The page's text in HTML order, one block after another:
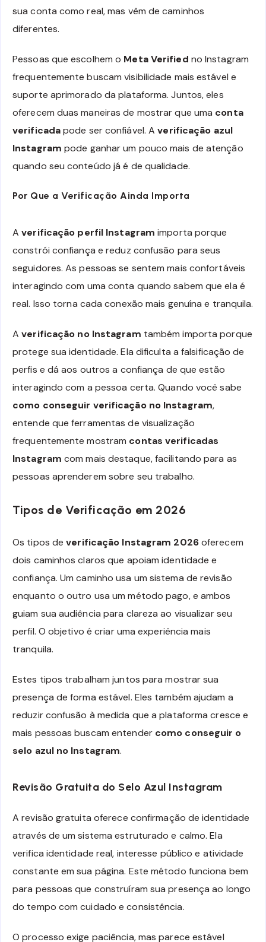
sua conta como real, mas vêm de caminhos
diferentes.
Pessoas que escolhem o Meta Verified no Instagram
frequentemente buscam visibilidade mais estável e
suporte aprimorado da plataforma. Juntos, eles
oferecem duas maneiras de mostrar que uma conta
verificadapode ser confiável. Averificação azul
Instagram pode ganhar um pouco mais de atenção
quando seu conteúdo já é de qualidade.
Por Que a Verificação Ainda Importa
Averificação perfil Instagram importa porque
constrói confiança e reduz confusão para seus
seguidores. As pessoas se sentem mais confortáveis
interagindo com uma conta quando sabem que ela é
real. Isso torna cada conexão mais genuína e tranquila.
Averificação no Instagram também importa porque
protege sua identidade. Ela dificulta a falsificação de
perfis e dá aos outros a confiança de que estão
interagindo com a pessoa certa. Quando você sabe
como conseguir verificação no Instagram,
entende que ferramentas de visualização
frequentemente mostram contas verificadas
Instagram com mais destaque, facilitando para as
pessoas aprenderem sobre seu trabalho.
Tipos de Verificação em 2026
Os tipos deverificação Instagram 2026oferecem
dois caminhos claros que apoiam identidade e
confiança. Um caminho usa um sistema de revisão
enquanto o outro usa um método pago, e ambos
guiam sua audiência para clareza ao visualizar seu
perfil. O objetivo é criar uma experiência mais
tranquila.
Estes tipos trabalham juntos para mostrar sua
presença de forma estável. Eles também ajudam a
reduzir confusão à medida que a plataforma cresce e
mais pessoas buscam entender como conseguir o
selo azul no Instagram.
Revisão Gratuita do Selo Azul Instagram
A revisão gratuita oferece confirmação de identidade
através de um sistema estruturado e calmo. Ela
verifica identidade real, interesse público e atividade
constante em sua página. Este método funciona bem
para pessoas que construíram sua presença ao longo
do tempo com cuidado e consistência.
O processo exige paciência, mas parece estável